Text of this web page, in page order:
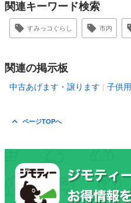
関連キーワード検索
すみっコぐらし 市内
関連の掲示板
中古あげます・譲ります 子供
ページTOPへ